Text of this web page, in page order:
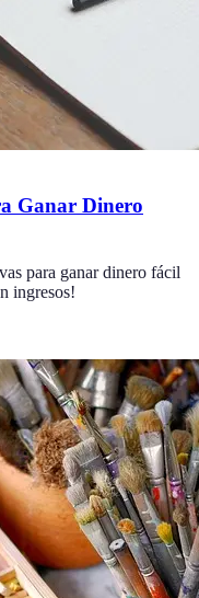
Ganar Dinero
para ganar dinero fácil
ingresos!